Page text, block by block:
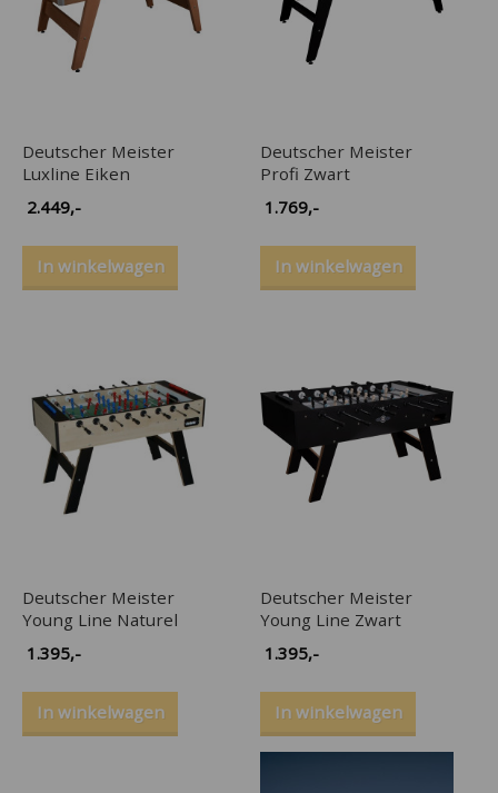
Deutscher Meister
Luxline Eiken
2.449,-
In winkelwagen
Deutscher Meister
Profi Zwart
1.769,-
In winkelwagen
Deutscher Meister
Young Line Naturel
1.395,-
In winkelwagen
Deutscher Meister
Young Line Zwart
1.395,-
In winkelwagen